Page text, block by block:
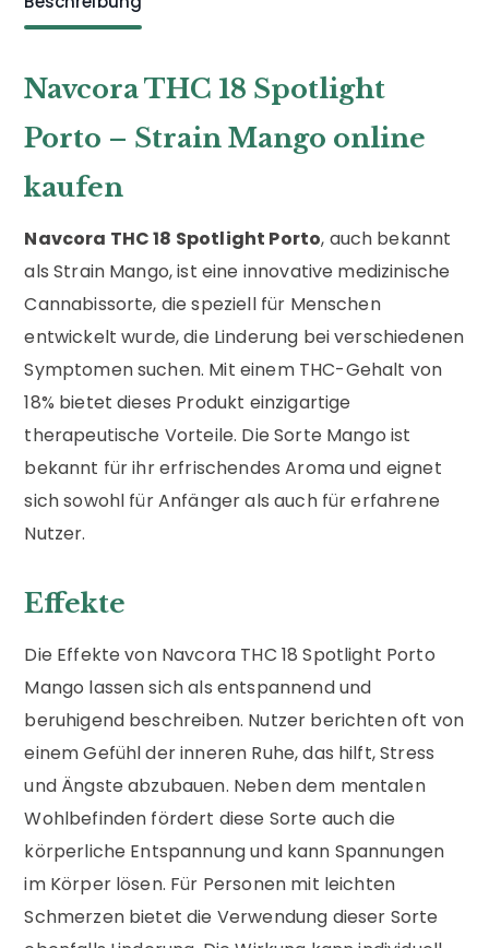
Navcora THC 18 Spotlight
Porto – Strain Mango online
kaufen
Navcora THC 18 Spotlight Porto, auch bekannt
als Strain Mango, ist eine innovative medizinische
Cannabissorte, die speziell für Menschen
entwickelt wurde, die Linderung bei verschiedenen
Symptomen suchen. Mit einem THC-Gehalt von
18% bietet dieses Produkt einzigartige
therapeutische Vorteile. Die Sorte Mango ist
bekannt für ihr erfrischendes Aroma und eignet
sich sowohl für Anfänger als auch für erfahrene
Nutzer.
Effekte
Die Effekte von Navcora THC 18 Spotlight Porto
Mango lassen sich als entspannend und
beruhigend beschreiben. Nutzer berichten oft von
einem Gefühl der inneren Ruhe, das hilft, Stress
und Ängste abzubauen. Neben dem mentalen
Wohlbefinden fördert diese Sorte auch die
körperliche Entspannung und kann Spannungen
im Körper lösen. Für Personen mit leichten
Schmerzen bietet die Verwendung dieser Sorte